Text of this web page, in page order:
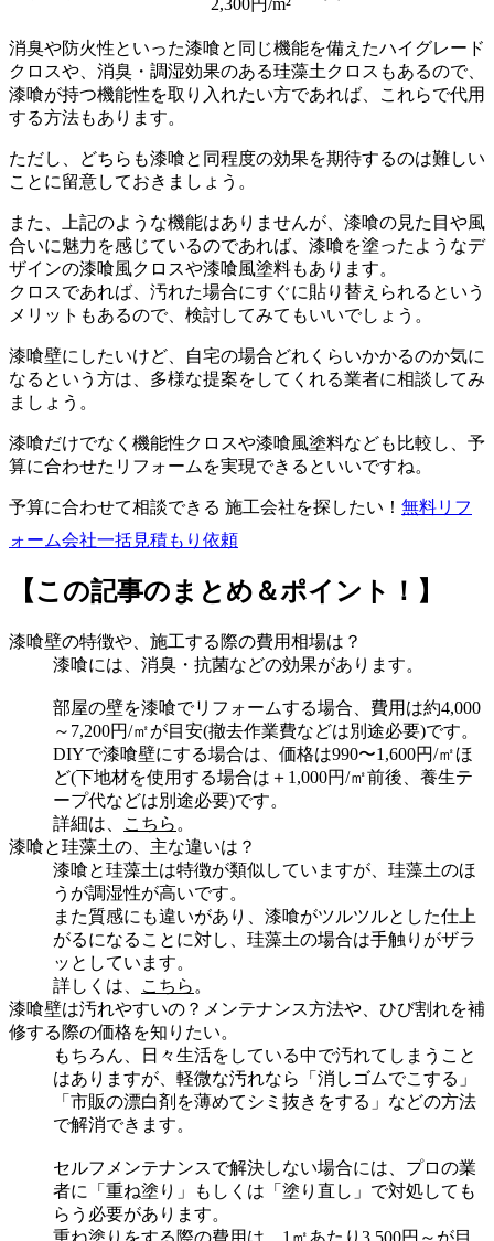
消臭や防火性といった漆喰と同じ機能を備えたハイグレード
クロスや、消臭・調湿効果のある珪藻土クロスもあるので、
漆喰が持つ機能性を取り入れたい方であれば、これらで代用
する方法もあります。
ただし、どちらも漆喰と同程度の効果を期待するのは難しい
ことに留意しておきましょう。
また、上記のような機能はありませんが、漆喰の見た目や風
合いに魅力を感じているのであれば、漆喰を塗ったようなデ
ザインの漆喰風クロスや漆喰風塗料もあります。
クロスであれば、汚れた場合にすぐに貼り替えられるという
メリットもあるので、検討してみてもいいでしょう。
漆喰壁にしたいけど、自宅の場合どれくらいかかるのか気に
なるという方は、多様な提案をしてくれる業者に相談してみ
ましょう。
漆喰だけでなく機能性クロスや漆喰風塗料なども比較し、予
算に合わせたリフォームを実現できるといいですね。
予算に合わせて相談できる 施工会社を探したい！ 無料リフ
ォーム会社一括見積もり依頼
【この記事のまとめ＆ポイント！】
漆喰壁の特徴や、施工する際の費用相場は？
漆喰には、消臭・抗菌などの効果があります。
部屋の壁を漆喰でリフォームする場合、費用は約4,000
～7,200円/㎡が目安(撤去作業費などは別途必要)です。
DIYで漆喰壁にする場合は、価格は990〜1,600円/㎡ほ
ど(下地材を使用する場合は＋1,000円/㎡前後、養生テ
ープ代などは別途必要)です。
詳細は、
こちら 。
漆喰と珪藻土の、主な違いは？
漆喰と珪藻土は特徴が類似していますが、珪藻土のほ
うが調湿性が高いです。
また質感にも違いがあり、漆喰がツルツルとした仕上
がるになることに対し、珪藻土の場合は手触りがザラ
ッとしています。
詳しくは、
こちら 。
漆喰壁は汚れやすいの？メンテナンス方法や、ひび割れを補
修する際の価格を知りたい。
もちろん、日々生活をしている中で汚れてしまうこと
はありますが、軽微な汚れなら「消しゴムでこする」
「市販の漂白剤を薄めてシミ抜きをする」などの方法
で解消できます。
セルフメンテナンスで解決しない場合には、プロの業
者に「重ね塗り」もしくは「塗り直し」で対処しても
らう必要があります。